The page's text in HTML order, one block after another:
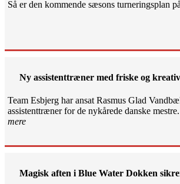
Så er den kommende sæsons turneringsplan
Ny assistenttræner med friske og
Team Esbjerg har ansat Rasmus Glad
assistenttræner for de nykårede danske
mere
Magisk aften i Blue Water Dokken